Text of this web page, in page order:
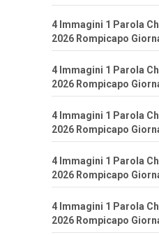
4 Immagini 1 Parola
2026 Rompicapo
4 Immagini 1 Parola
2026 Rompicapo
4 Immagini 1 Parola
2026 Rompicapo
4 Immagini 1 Parola
2026 Rompicapo
4 Immagini 1 Parola
2026 Rompicapo